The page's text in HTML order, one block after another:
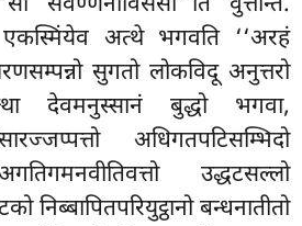
एकस्मिंयेव अत्थे भगवति ‘‘अरहं
सुगतो लोकविदू अनुत्तरो
देवमनुस्सानं बुद्धो भगवा,
अधिगतपटिसम्भिदो
उद्धटसल्लो
निब्बापितपरियुट्ठानो बन्धनातीतो